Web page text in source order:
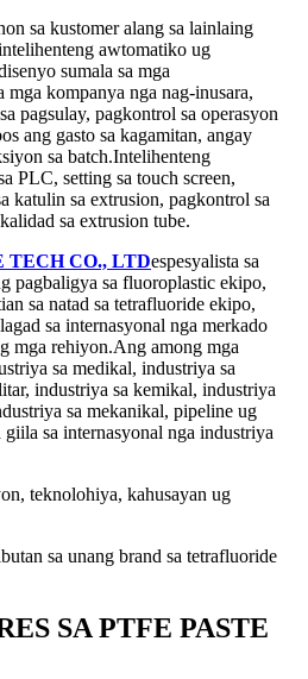
sa kustomer alang sa lainlaing
awtomatiko ug
sumala sa mga
mga kompanya nga nag-inusara,
pagsulay, pagkontrol sa operasyon
ang gasto sa kagamitan, angay
sa batch.Intelihenteng
PLC, setting sa touch screen,
katulin sa extrusion, pagkontrol sa
sa extrusion tube.
TECH CO., LTDespesyalista sa
pagbaligya sa fluoroplastic ekipo,
sa natad sa tetrafluoride ekipo,
sa internasyonal nga merkado
mga rehiyon.Ang among mga
sa medikal, industriya sa
industriya sa kemikal, industriya
sa mekanikal, pipeline ug
sa internasyonal nga industriya
teknolohiya, kahusayan ug
sa unang brand sa tetrafluoride
SA PTFE PASTE